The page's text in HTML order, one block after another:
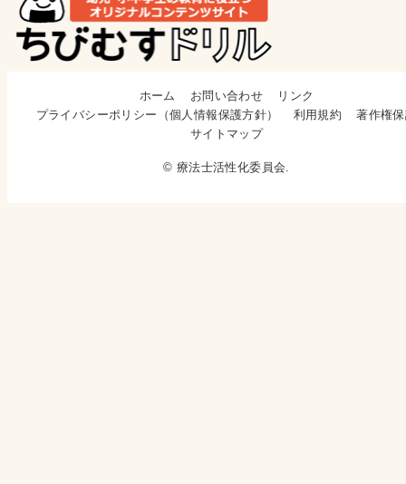
ホーム お問い合わせ
リンク
プライバシーポリシー（個人情報保護方針）
利用規約
著作権
サイトマップ
© 療法士活性化委員会.